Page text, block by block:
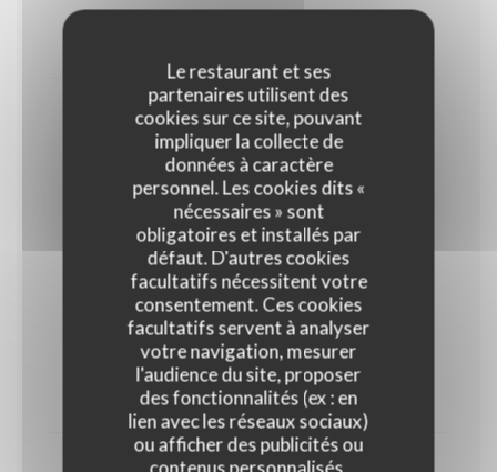
Le restaurant et ses
partenaires utilisent des
cookies sur ce site, pouvant
impliquer la collecte de
données à caractère
personnel. Les cookies dits «
nécessaires » sont
obligatoires et installés par
défaut. D'autres cookies
facultatifs nécessitent votre
consentement. Ces cookies
facultatifs servent à analyser
votre navigation, mesurer
l'audience du site, proposer
des fonctionnalités (ex : en
lien avec les réseaux sociaux)
ou afficher des publicités ou
Badoit
3,60 EUR
50 Cl
4,50 EUR
100cl
Softs
Coca-Cola
4,50 EUR
33 Cl